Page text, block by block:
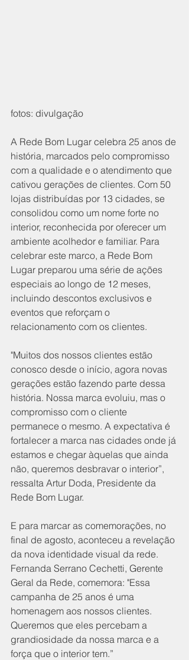
fotos: divulgação
A Rede Bom Lugar celebra 25 anos de
história, marcados pelo compromisso
com a qualidade e o atendimento que
cativou gerações de clientes. Com 50
lojas distribuídas por 13 cidades, se
consolidou como um nome forte no
interior, reconhecida por oferecer um
ambiente acolhedor e familiar. Para
celebrar este marco, a Rede Bom
Lugar preparou uma série de ações
especiais ao longo de 12 meses,
incluindo descontos exclusivos e
eventos que reforçam o
relacionamento com os clientes.
"Muitos dos nossos clientes estão
conosco desde o início, agora novas
gerações estão fazendo parte dessa
história. Nossa marca evoluiu, mas o
compromisso com o cliente
permanece o mesmo. A expectativa é
fortalecer a marca nas cidades onde já
estamos e chegar àquelas que ainda
não, queremos desbravar o interior”,
ressalta Artur Doda, Presidente da
Rede Bom Lugar.
E para marcar as comemorações, no
final de agosto, aconteceu a revelação
da nova identidade visual da rede.
Fernanda Serrano Cechetti, Gerente
Geral da Rede, comemora: "Essa
campanha de 25 anos é uma
homenagem aos nossos clientes.
Queremos que eles percebam a
grandiosidade da nossa marca e a
força que o interior tem.”